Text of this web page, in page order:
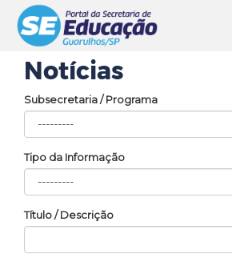
Notícias
Subsecretaria / Programa
Tipo da Informação
Título / Descrição